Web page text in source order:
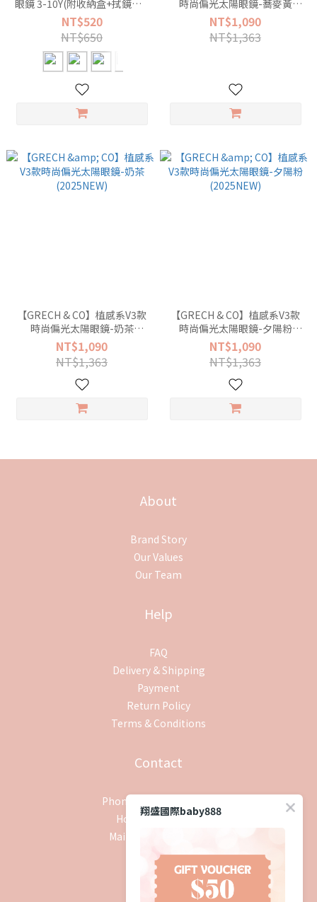
眼鏡 3-10Y(附收納盒+拭鏡布)-
多色可選
NT$520
NT$650
時尚偏光太陽眼鏡-蕎麥黃
(2025NEW)
NT$1,090
NT$1,363
【GRECH & CO】植感系V3款
時尚偏光太陽眼鏡-奶茶
(2025NEW)
NT$1,090
NT$1,363
【GRECH & CO】植感系V3款
時尚偏光太陽眼鏡-夕陽粉
(2025NEW)
NT$1,090
NT$1,363
About
Brand Story
Our Values
Our Team
Help
FAQ
Delivery & Shipping
Payment
Return Policy
Terms & Conditions
Contact
Phone / XX-XXX-XXX-XXX
Hours / XXXX-XXXX
Mail / XXX@XXXX.COM
翔盛國際baby888